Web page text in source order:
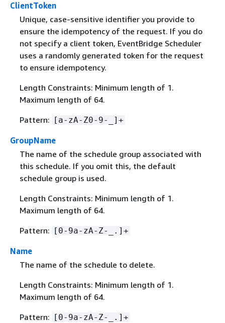
ClientToken
Unique, case-sensitive identifier you provide to
ensure the idempotency of the request. If you do
not specify a client token, EventBridge Scheduler
uses a randomly generated token for the request
to ensure idempotency.
Length Constraints: Minimum length of 1.
Maximum length of 64.
Pattern: [a-zA-Z0-9-_]+
GroupName
The name of the schedule group associated with
this schedule. If you omit this, the default
schedule group is used.
Length Constraints: Minimum length of 1.
Maximum length of 64.
Pattern:
[0-9a-zA-Z-_.]+
Name
The name of the schedule to delete.
Length Constraints: Minimum length of 1.
Maximum length of 64.
Pattern:
[0-9a-zA-Z-_.]+